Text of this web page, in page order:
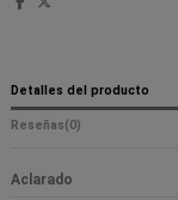
Detalles del producto
Reseñas(0)
Aclarado